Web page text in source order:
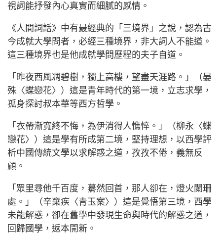
視詞能抒發內心真實而細膩的感情。
《人間詞話》中有最經典的「三境界」之說，認為古
今成就大學問者，必經三種境界，非大詞人不能道。
這三種境界也是他成就學問歷程的夫子自道。
「昨夜西風凋碧樹，獨上高樓，望盡天涯路。」（晏
殊〈蝶戀花〉）這是青年時代的第一境，立志求學，
孤身探討叔本華等西方哲學。
「衣帶漸寬終不悔，為伊消得人憔悴。」（柳永〈蝶
戀花〉）這是學有所成第二境，堅持理想，以西學評
析中國傳統文學以求解惑之道，孜孜不倦，義無反
顧。
「眾里尋他千百度，驀然回首，那人卻在，燈火闌珊
處。」（辛棄疾〈青玉案〉）這是覺悟第三境，西學
未能解惑，卻在舊學中發現生命與時代的解惑之道，
回歸國學，返本開新。